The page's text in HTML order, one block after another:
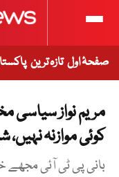
صفحۂ اول تازہ ترین
مریم نواز سیاسی
کوئی موازنہ
بانی پی ٹی آئی مجھے